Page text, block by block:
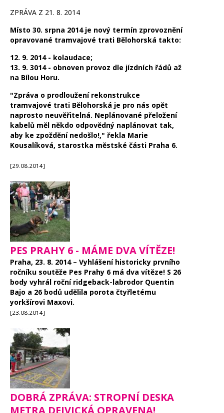
ZPRÁVA Z 21. 8. 2014
Místo 30. srpna 2014 je nový termín zprovoznění
opravované tramvajové trati Bělohorská takto:
12. 9. 2014 - kolaudace;
13. 9. 3014 - obnoven provoz dle jízdních řádů až
na Bílou Horu.
"Zpráva o prodloužení rekonstrukce
tramvajové trati Bělohorská je pro nás opět
naprosto neuvěřitelná. Neplánované přeložení
kabelů měl někdo odpovědný naplánovat tak,
aby ke zpoždění nedošlo!," řekla Marie
Kousalíková, starostka městské části Praha 6.
[29.08.2014]
PES PRAHY 6 - MÁME DVA VÍTĚZE!
Praha, 23. 8. 2014 – Vyhlášení historicky prvního
ročníku soutěže Pes Prahy 6 má dva vítěze! S 26
body vyhrál roční ridgeback-labrodor Quentin
Bajo a 26 bodů udělila porota čtyřletému
yorkšírovi Maxovi.
[23.08.2014]
DOBRÁ ZPRÁVA: STROPNÍ DESKA
METRA DEJVICKÁ OPRAVENA!